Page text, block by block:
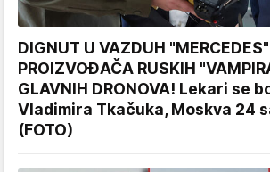
DIGNUT U VAZDUH "MERCEDES"
PROIZVOĐAČA RUSKIH
GLAVNIH DRONOVA! Lekari se
Vladimira Tkačuka, Moskva 24
(FOTO)